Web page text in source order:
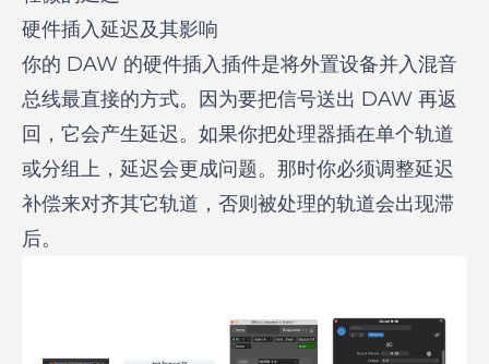
硬件插入延迟及其影响
你的 DAW 的硬件插入插件是将外置设备并入混音
总线最直接的方式。因为要把信号送出 DAW 再返
回，它会产生延迟。如果你把处理器插在单个轨道
或分组上，延迟会更成问题。那时你必须调整延迟
补偿来对齐其它轨道，否则被处理的轨道会出现滞
后。